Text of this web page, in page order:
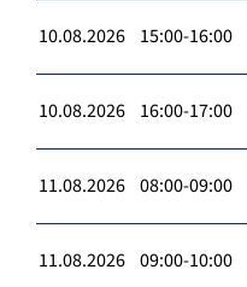
10.08.2026 15:00-16:00
10.08.2026 16:00-17:00
11.08.2026 08:00-09:00
11.08.2026 09:00-10:00